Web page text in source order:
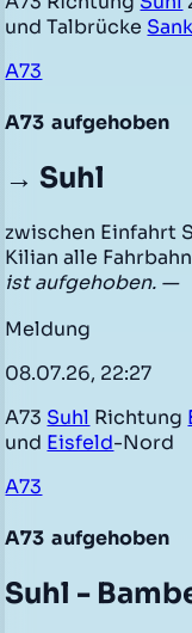
und Talbrücke
A73
A73 aufgehoben
→ Suhl
zwischen Einfahrt
Kilian alle
ist aufgehoben. —
Meldung
08.07.26, 22:27
A73 Suhl Richtung
und Eisfeld-Nord
A73
A73 aufgehoben
Suhl -